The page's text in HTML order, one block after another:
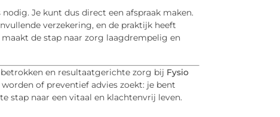
Je kunt dus direct een afspraak maken.
verzekering, en de praktijk heeft
de stap naar zorg laagdrempelig en
en resultaatgerichte zorg bij Fysio
of preventief advies zoekt: je bent
stap naar een vitaal en klachtenvrij leven.